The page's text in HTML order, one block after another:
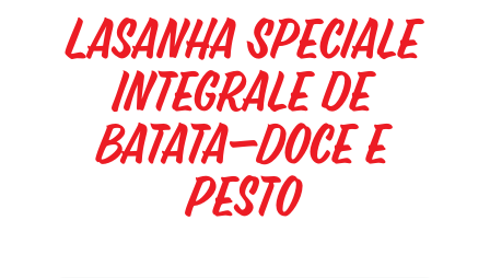
Lasanha Speciale
Integrale de
Batata-Doce e
Pesto